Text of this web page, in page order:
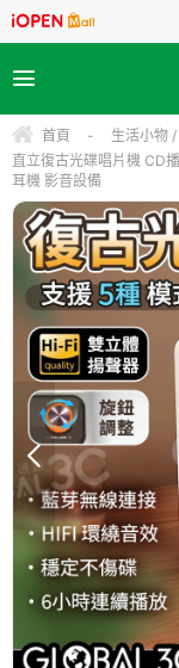
首頁 - 生活小物
直立復古光碟唱片機 CD
耳機 影音設備